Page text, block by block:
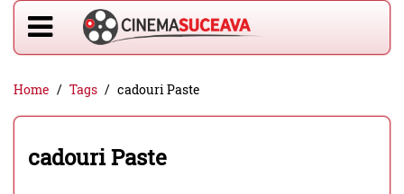
Home Tags cadouri Paste
cadouri Paste